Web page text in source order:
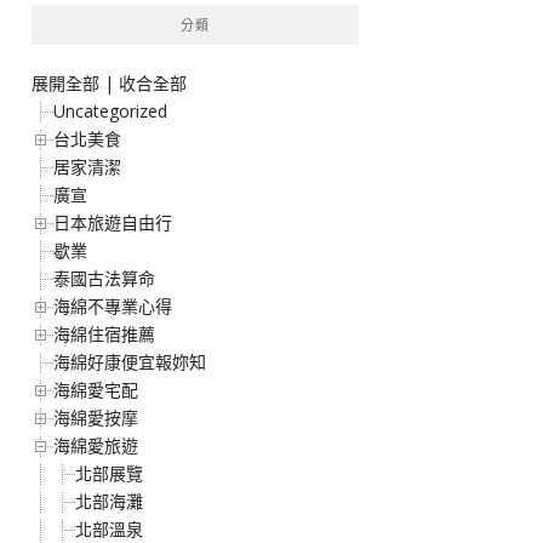
分類
展開全部 | 收合全部
Uncategorized
台北美食
居家清潔
廣宣
日本旅遊自由行
歇業
泰國古法算命
海綿不專業心得
海綿住宿推薦
海綿好康便宜報妳知
海綿愛宅配
海綿愛按摩
海綿愛旅遊
北部展覽
北部海灘
北部溫泉